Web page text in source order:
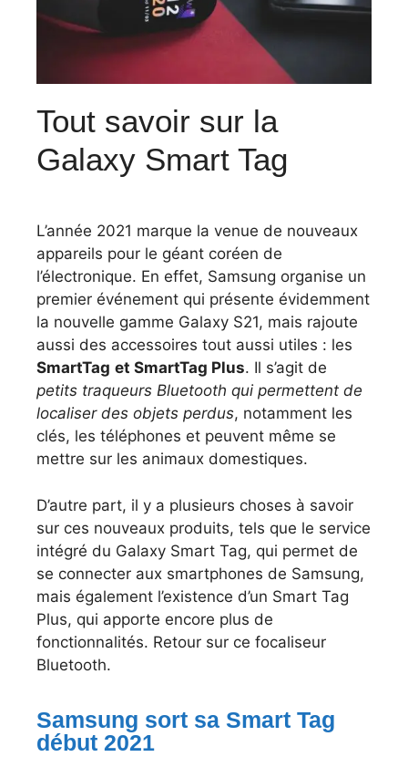
Tout savoir sur la
Galaxy Smart Tag
L’année 2021 marque la venue de nouveaux
appareils pour le géant coréen de
l’électronique. En effet, Samsung organise un
premier événement qui présente évidemment
la nouvelle gamme Galaxy S21, mais rajoute
aussi des accessoires tout aussi utiles : les
SmartTag et SmartTag Plus. Il s’agit de
petits traqueurs Bluetooth qui permettent de
localiser des objets perdus, notamment les
clés, les téléphones et peuvent même se
mettre sur les animaux domestiques.
D’autre part, il y a plusieurs choses à savoir
sur ces nouveaux produits, tels que le service
intégré du Galaxy Smart Tag, qui permet de
se connecter aux smartphones de Samsung,
mais également l’existence d’un Smart Tag
Plus, qui apporte encore plus de
fonctionnalités. Retour sur ce focaliseur
Bluetooth.
Samsung sort sa Smart Tag
début 2021